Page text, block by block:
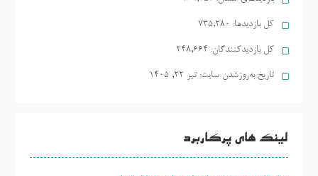
کل بازدیدها: 735,280
کل بازدیدکنند‌گان: 248,664
تاریخ به‌روزشدن سایت: تیر ۲۲, ۱۴۰۵
لینک های پرکاربرد